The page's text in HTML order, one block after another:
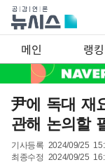
메인 랭킹
尹에 독대 재
관해 논의할
기사등록 2024/09/25
최종수정 2024/09/25